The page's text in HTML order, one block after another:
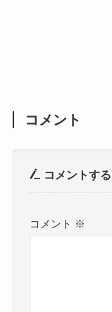
コメント
コメントする
コメント ※